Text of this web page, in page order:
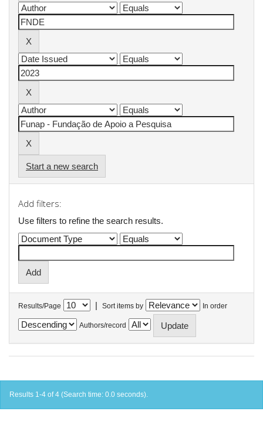
Start a new search
Add filters:
Use filters to refine the search results.
Results/Page | Sort items by In order
Authors/record
Results 1-4 of 4 (Search time: 0.0 seconds).